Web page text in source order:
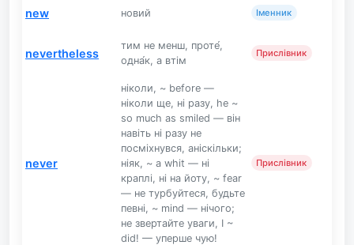
new новий Іменник
nevertheless
тим не менш, проте́,
одна́к, а втім
Прислівник
never
ніколи, ~ before —
ніколи ще, ні разу, he ~
so much as smiled — він
навіть ні разу не
посміхнувся, аніскільки;
ніяк, ~ a whit — ні
краплі, ні на йоту, ~ fear
— не турбуйтеся, будьте
певні, ~ mind — нічого;
не звертайте уваги, I ~
did! — уперше чую!
Прислівник